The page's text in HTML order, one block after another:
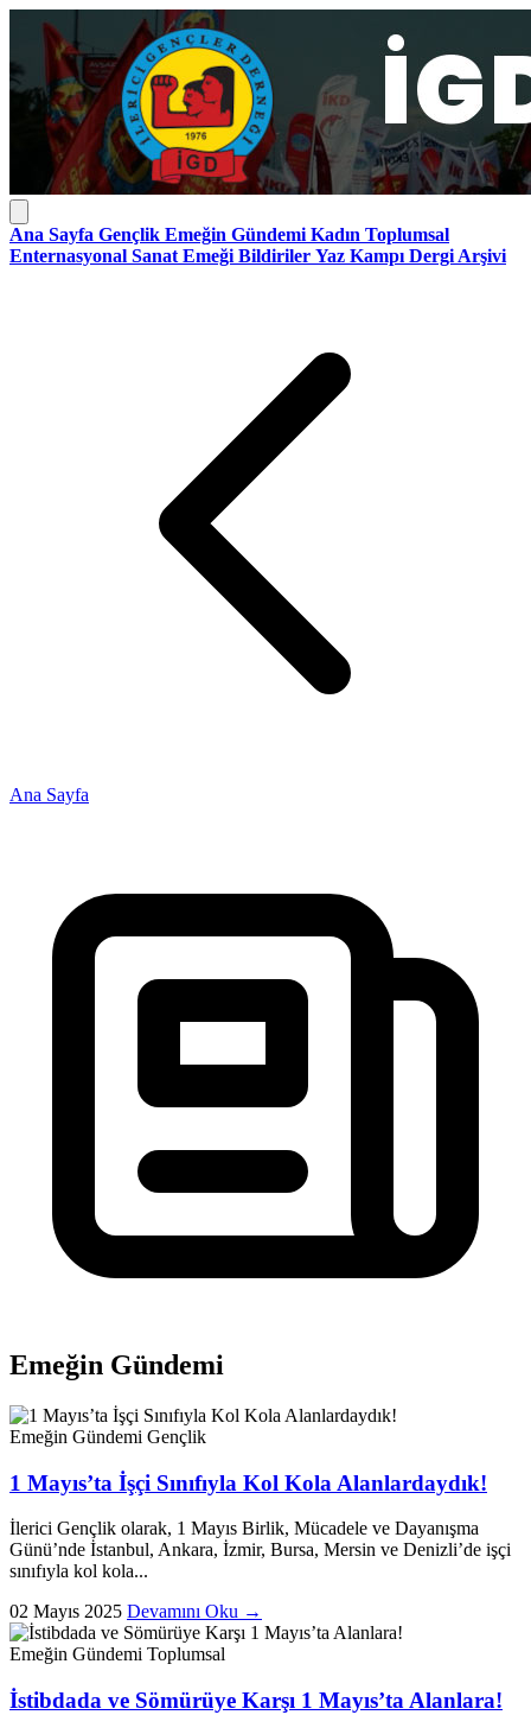
Ana Sayfa Gençlik Emeğin Gündemi Kadın Toplumsal
Enternasyonal Sanat Emeği Bildiriler Yaz Kampı Dergi Arşivi
Ana Sayfa
Emeğin Gündemi
Emeğin Gündemi Gençlik
1 Mayıs’ta İşçi Sınıfıyla Kol Kola Alanlardaydık!
İlerici Gençlik olarak, 1 Mayıs Birlik, Mücadele ve Dayanışma
Günü’nde İstanbul, Ankara, İzmir, Bursa, Mersin ve Denizli’de işçi
sınıfıyla kol kola...
02 Mayıs 2025 Devamını Oku →
Emeğin Gündemi Toplumsal
İstibdada ve Sömürüye Karşı 1 Mayıs’ta Alanlara!